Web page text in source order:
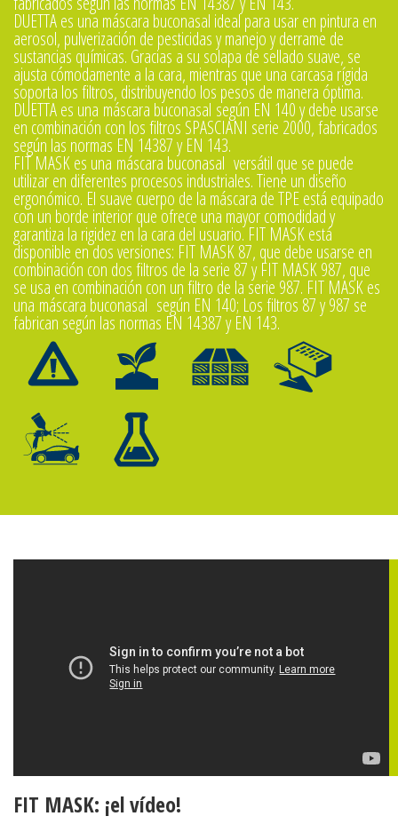
DUETTA es una máscara buconasal ideal para usar en pintura en
aerosol, pulverización de pesticidas y manejo y derrame de
sustancias químicas. Gracias a su solapa de sellado suave, se
ajusta cómodamente a la cara, mientras que una carcasa rígida
soporta los filtros, distribuyendo los pesos de manera óptima.
DUETTA es una máscara buconasal según EN 140 y debe usarse
en combinación con los filtros SPASCIANI serie 2000, fabricados
según las normas EN 14387 y EN 143.
FIT MASK es una máscara buconasal versátil que se puede
utilizar en diferentes procesos industriales. Tiene un diseño
ergonómico. El suave cuerpo de la máscara de TPE está equipado
con un borde interior que ofrece una mayor comodidad y
garantiza la rigidez en la cara del usuario. FIT MASK está
disponible en dos versiones: FIT MASK 87, que debe usarse en
combinación con dos filtros de la serie 87 y FIT MASK 987, que
se usa en combinación con un filtro de la serie 987. FIT MASK es
una máscara buconasal según EN 140; Los filtros 87 y 987 se
fabrican según las normas EN 14387 y EN 143.
FIT MASK: ¡el vídeo!